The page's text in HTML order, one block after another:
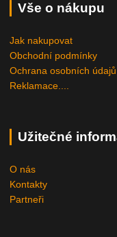
Vše o nákupu
Jak nakupovat
Obchodní podmínky
Ochrana osobních údajů
Reklamace....
Užitečné
O nás
Kontakty
Partneři